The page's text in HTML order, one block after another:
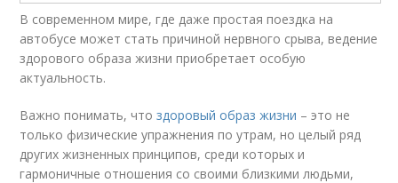
В современном мире, где даже простая поездка на
автобусе может стать причиной нервного срыва, ведение
здорового образа жизни приобретает особую
актуальность.
Важно понимать, чтоздоровый образ жизни – это не
только физические упражнения по утрам, но целый ряд
других жизненных принципов, среди которых и
гармоничные отношения со своими близкими людьми,